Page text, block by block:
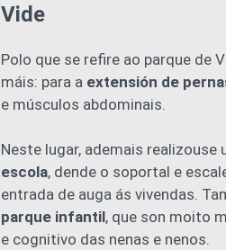
Vide
Polo que se refire ao parque de
máis: para a extensión de
e músculos abdominais.
Neste lugar, ademais realizouse
escola, dende o soportal e
entrada de auga ás vivendas.
parque infantil, que son moito
e cognitivo das nenas e nenos.